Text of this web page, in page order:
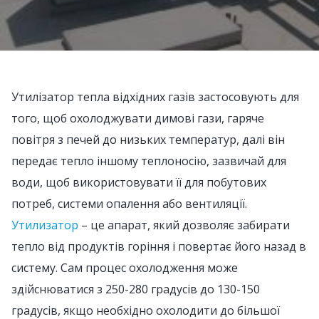
Утилізатор тепла відхідних газів застосовують для
того, щоб охолоджувати димові гази, гаряче
повітря з печей до низьких температур, далі він
передає тепло іншому теплоносію, зазвичай для
води, щоб використовувати її для побутових
потреб, системи опалення або вентиляції.
Утилизатор – це апарат, який дозволяє забирати
тепло від продуктів горіння і повертає його назад в
систему. Сам процес охолодження може
здійснюватися з 250-280 градусів до 130-150
градусів, якщо необхідно охолодити до більшої